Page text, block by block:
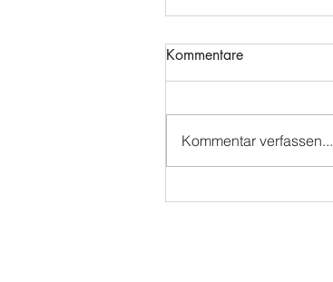
Tanzabschluss 2026
Kommentare
Kommentar verfassen...